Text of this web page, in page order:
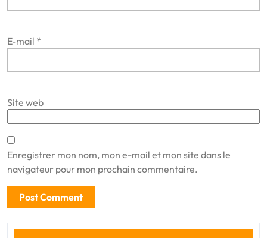
E-mail *
Site web
Enregistrer mon nom, mon e-mail et mon site dans le
navigateur pour mon prochain commentaire.